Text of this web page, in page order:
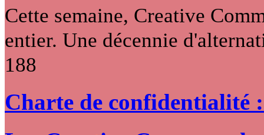
Cette semaine, Creative
entier. Une décennie
188
Charte de confidentialité